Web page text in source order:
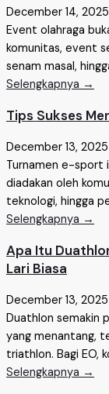
December 14, 2025
Event olahraga
komunitas, event
senam masal,
Selengkapnya →
Tips Sukses
December 13, 2025
Turnamen e-sport
diadakan oleh
teknologi, hingga
Selengkapnya →
Apa Itu
Lari Biasa
December 13, 2025
Duathlon semakin
yang menantang,
triathlon. Bagi EO,
Selengkapnya →